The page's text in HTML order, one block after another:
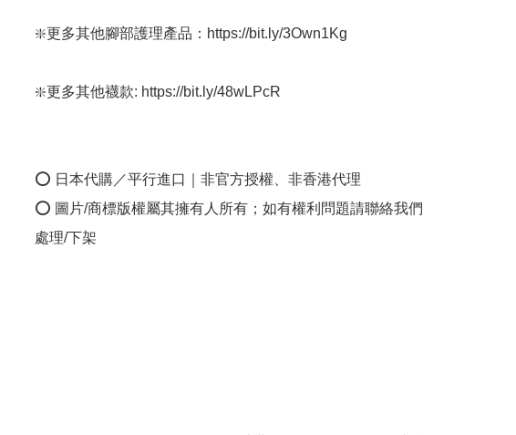
❇️更多其他腳部護理產品：https://bit.ly/3Own1Kg
❇️更多其他襪款: https://bit.ly/48wLPcR
⭕ 日本代購／平行進口｜非官方授權、非香港代理
⭕ 圖片/商標版權屬其擁有人所有；如有權利問題請聯絡我們
處理/下架